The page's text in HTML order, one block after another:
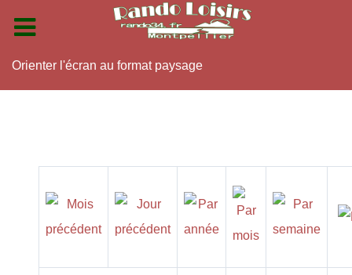
Orienter l'écran au format paysage